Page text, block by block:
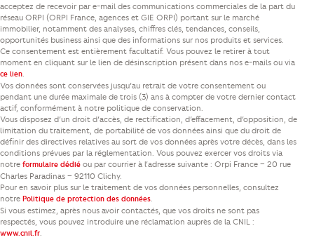
acceptez de recevoir par e-mail des communications commerciales de la part du
réseau ORPI (ORPI France, agences et GIE ORPI) portant sur le marché
immobilier, notamment des analyses, chiffres clés, tendances, conseils,
opportunités business ainsi que des informations sur nos produits et services.
Ce consentement est entièrement facultatif. Vous pouvez le retirer à tout
moment en cliquant sur le lien de désinscription présent dans nos e-mails ou via
ce lien.
Vos données sont conservées jusqu’au retrait de votre consentement ou
pendant une durée maximale de trois (3) ans à compter de votre dernier contact
actif, conformément à notre politique de conservation.
Vous disposez d’un droit d’accès, de rectification, d’effacement, d’opposition, de
limitation du traitement, de portabilité de vos données ainsi que du droit de
définir des directives relatives au sort de vos données après votre décès, dans les
conditions prévues par la réglementation. Vous pouvez exercer vos droits via
notre formulaire dédié ou par courrier à l’adresse suivante : Orpi France – 20 rue
Charles Paradinas – 92110 Clichy.
Pour en savoir plus sur le traitement de vos données personnelles, consultez
notre Politique de protection des données.
Si vous estimez, après nous avoir contactés, que vos droits ne sont pas
respectés, vous pouvez introduire une réclamation auprès de la CNIL :
www.cnil.fr.